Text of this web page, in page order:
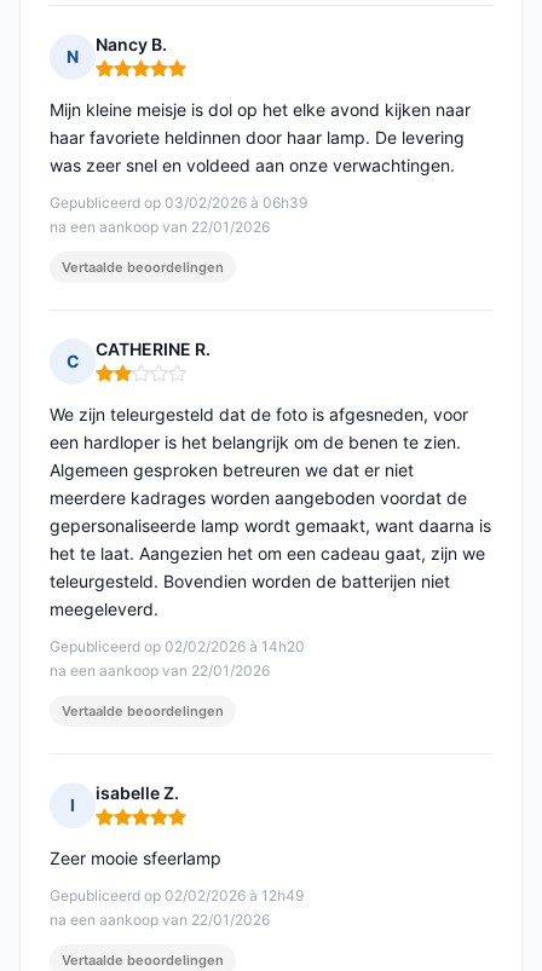
N
Nancy B.
Opmerking: 5 van 5
Gepubliceerd op 03/02/2026 à 06h39
na een aankoop van 22/01/2026
Mijn kleine meisje is dol op het elke avond kijken naar
haar favoriete heldinnen door haar lamp. De levering
was zeer snel en voldeed aan onze verwachtingen.
Vertaalde beoordelingen
C
CATHERINE R.
Opmerking: 2 van 5
Gepubliceerd op 02/02/2026 à 14h20
na een aankoop van 22/01/2026
We zijn teleurgesteld dat de foto is afgesneden, voor
een hardloper is het belangrijk om de benen te zien.
Algemeen gesproken betreuren we dat er niet
meerdere kadrages worden aangeboden voordat de
gepersonaliseerde lamp wordt gemaakt, want daarna is
het te laat. Aangezien het om een cadeau gaat, zijn we
teleurgesteld. Bovendien worden de batterijen niet
meegeleverd.
Vertaalde beoordelingen
I
isabelle Z.
Opmerking: 5 van 5
Gepubliceerd op 02/02/2026 à 12h49
na een aankoop van 22/01/2026
Zeer mooie sfeerlamp
Vertaalde beoordelingen